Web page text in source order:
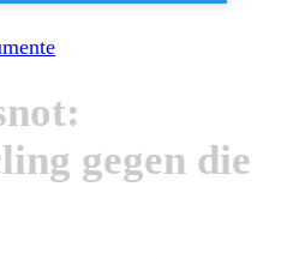
gegen die